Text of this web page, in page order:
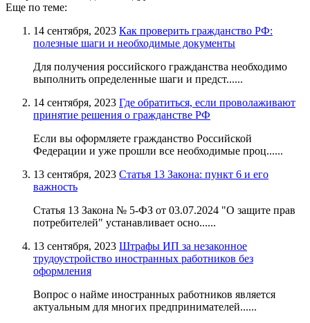
Еще по теме:
14 сентября, 2023 Как проверить гражданство РФ:
полезные шаги и необходимые документы
Для получения российского гражданства необходимо
выполнить определенные шаги и предст......
14 сентября, 2023 Где обратиться, если проволаживают
принятие решения о гражданстве РФ
Если вы оформляете гражданство Российской
Федерации и уже прошли все необходимые проц......
13 сентября, 2023 Статья 13 Закона: пункт 6 и его
важность
Статья 13 Закона № 5-ФЗ от 03.07.2024 "О защите прав
потребителей" устанавливает осно......
13 сентября, 2023 Штрафы ИП за незаконное
трудоустройство иностранных работников без
оформления
Вопрос о найме иностранных работников является
актуальным для многих предпринимателей......